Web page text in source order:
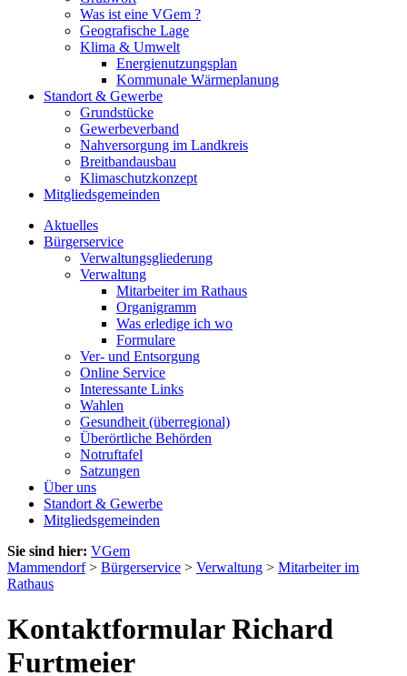
Was ist eine VGem ?
Geografische Lage
Klima & Umwelt
Energienutzungsplan
Kommunale Wärmeplanung
Standort & Gewerbe
Grundstücke
Gewerbeverband
Nahversorgung im Landkreis
Breitbandausbau
Klimaschutzkonzept
Mitgliedsgemeinden
Aktuelles
Bürgerservice
Verwaltungsgliederung
Verwaltung
Mitarbeiter im Rathaus
Organigramm
Was erledige ich wo
Formulare
Ver- und Entsorgung
Online Service
Interessante Links
Wahlen
Gesundheit (überregional)
Überörtliche Behörden
Notruftafel
Satzungen
Über uns
Standort & Gewerbe
Mitgliedsgemeinden
Sie sind hier: VGem
Mammendorf> Bürgerservice > Verwaltung > Mitarbeiter im
Rathaus
Kontaktformular Richard
Furtmeier